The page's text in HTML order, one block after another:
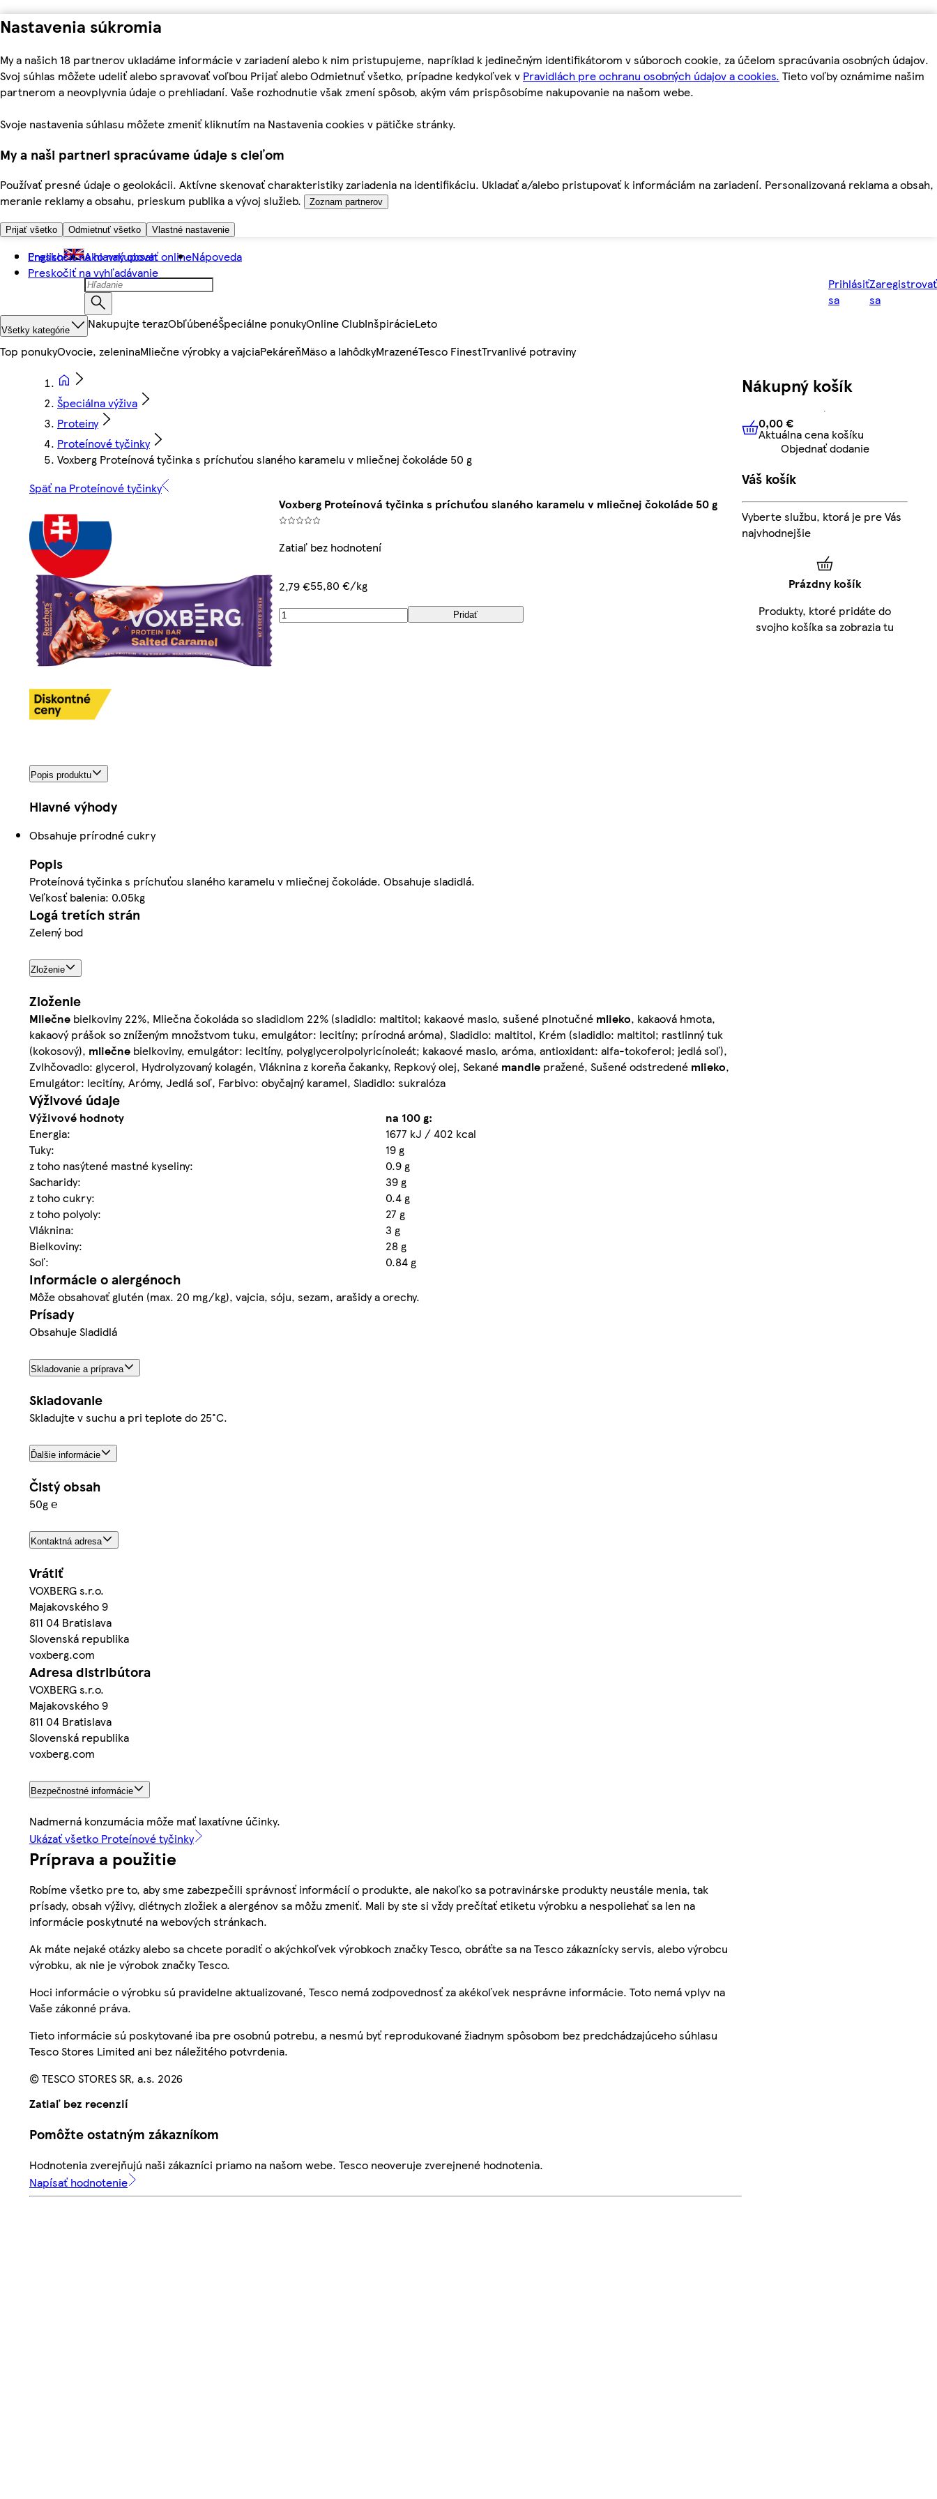
Nastavenia súkromia
My a našich 18 partnerov ukladáme informácie v zariadení alebo k nim pristupujeme, napríklad k jedinečným identifikátorom v súboroch cookie, za účelom spracúvania osobných údajov.
Svoj súhlas môžete udeliť alebo spravovať voľbou Prijať alebo Odmietnuť všetko, prípadne kedykoľvek v Pravidlách pre ochranu osobných údajov a cookies. Tieto voľby oznámime našim
partnerom a neovplyvnia údaje o prehliadaní. Vaše rozhodnutie však zmení spôsob, akým vám prispôsobíme nakupovanie na našom webe.
Svoje nastavenia súhlasu môžete zmeniť kliknutím na Nastavenia cookies v pätičke stránky.
My a naši partneri spracúvame údaje s cieľom
Používať presné údaje o geolokácii. Aktívne skenovať charakteristiky zariadenia na identifikáciu. Ukladať a/alebo pristupovať k informáciám na zariadení. Personalizovaná reklama a obsah,
meranie reklamy a obsahu, prieskum publika a vývoj služieb.
Zoznam partnerov
Prijať všetko Odmietnuť všetko Vlastné nastavenie
Preskočiť na hlavný obsah
Preskočiť na vyhľadávanie
English Ako nakupovať onlineNápoveda
Prihlásiť
sa
Zaregistrovať
sa
Všetky kategórie Nakupujte terazObľúbenéŠpeciálne ponukyOnline ClubInšpirácieLeto
Top ponukyOvocie, zeleninaMliečne výrobky a vajciaPekáreňMäso a lahôdkyMrazenéTesco FinestTrvanlivé potraviny
Špeciálna výživa
Proteiny
Proteínové tyčinky
Voxberg Proteínová tyčinka s príchuťou slaného karamelu v mliečnej čokoláde 50 g
Späť na Proteínové tyčinky
Voxberg Proteínová tyčinka s príchuťou slaného karamelu v mliečnej čokoláde 50 g
Zatiaľ bez hodnotení
2,79 €55,80 €/kg
Pridať
Popis produktu
Hlavné výhody
Obsahuje prírodné cukry
Popis
Proteínová tyčinka s príchuťou slaného karamelu v mliečnej čokoláde. Obsahuje sladidlá.
Veľkosť balenia: 0.05kg
Logá tretích strán
Zelený bod
Zloženie
Zloženie
Mliečne bielkoviny 22%, Mliečna čokoláda so sladidlom 22% (sladidlo: maltitol; kakaové maslo, sušené plnotučné mlieko, kakaová hmota,
kakaový prášok so zníženým množstvom tuku, emulgátor: lecitíny; prírodná aróma), Sladidlo: maltitol, Krém (sladidlo: maltitol; rastlinný tuk
(kokosový), mliečne bielkoviny, emulgátor: lecitíny, polyglycerolpolyricínoleát; kakaové maslo, aróma, antioxidant: alfa-tokoferol; jedlá soľ),
Zvlhčovadlo: glycerol, Hydrolyzovaný kolagén, Vláknina z koreňa čakanky, Repkový olej, Sekané mandle pražené, Sušené odstredené mlieko,
Emulgátor: lecitíny, Arómy, Jedlá soľ, Farbivo: obyčajný karamel, Sladidlo: sukralóza
Výživové údaje
Výživové hodnoty
na 100 g:
Energia:
1677 kJ / 402 kcal
Tuky:
19 g
z toho nasýtené mastné kyseliny:
0.9 g
Sacharidy:
39 g
z toho cukry:
0.4 g
z toho polyoly:
27 g
Vláknina:
3 g
Bielkoviny:
28 g
Soľ:
0.84 g
Informácie o alergénoch
Môže obsahovať glutén (max. 20 mg/kg), vajcia, sóju, sezam, arašidy a orechy.
Prísady
Obsahuje Sladidlá
Skladovanie a príprava
Skladovanie
Skladujte v suchu a pri teplote do 25°C.
Ďalšie informácie
Čistý obsah
50g ℮
Kontaktná adresa
Vrátiť
VOXBERG s.r.o.
Majakovského 9
811 04 Bratislava
Slovenská republika
voxberg.com
Adresa distribútora
VOXBERG s.r.o.
Majakovského 9
811 04 Bratislava
Slovenská republika
voxberg.com
Bezpečnostné informácie
Nadmerná konzumácia môže mať laxatívne účinky.
Ukázať všetko Proteínové tyčinky
Príprava a použitie
Robíme všetko pre to, aby sme zabezpečili správnosť informácií o produkte, ale nakoľko sa potravinárske produkty neustále menia, tak
prísady, obsah výživy, diétnych zložiek a alergénov sa môžu zmeniť. Mali by ste si vždy prečítať etiketu výrobku a nespoliehať sa len na
informácie poskytnuté na webových stránkach.
Ak máte nejaké otázky alebo sa chcete poradiť o akýchkoľvek výrobkoch značky Tesco, obráťte sa na Tesco zákaznícky servis, alebo výrobcu
výrobku, ak nie je výrobok značky Tesco.
Hoci informácie o výrobku sú pravidelne aktualizované, Tesco nemá zodpovednosť za akékoľvek nesprávne informácie. Toto nemá vplyv na
Vaše zákonné práva.
Tieto informácie sú poskytované iba pre osobnú potrebu, a nesmú byť reprodukované žiadnym spôsobom bez predchádzajúceho súhlasu
Tesco Stores Limited ani bez náležitého potvrdenia.
© TESCO STORES SR, a.s. 2026
Zatiaľ bez recenzií
Pomôžte ostatným zákazníkom
Hodnotenia zverejňujú naši zákazníci priamo na našom webe. Tesco neoveruje zverejnené hodnotenia.
Napísať hodnotenie
Nákupný košík
0,00 € Aktuálna cena košíku
0,00 €
Aktuálna cena košíku
Objednať dodanie
Váš košík
Vyberte službu, ktorá je pre Vás
najvhodnejšie
Prázdny košík
Produkty, ktoré pridáte do
svojho košíka sa zobrazia tu